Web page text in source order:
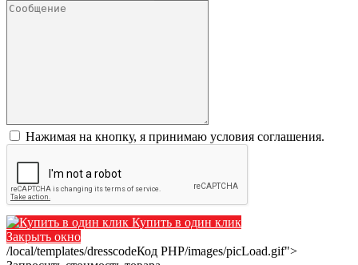
Нажимая на кнопку, я принимаю условия соглашения.
Купить в один клик
Закрыть окно
/local/templates/dresscodeКод PHP/images/picLoad.gif">